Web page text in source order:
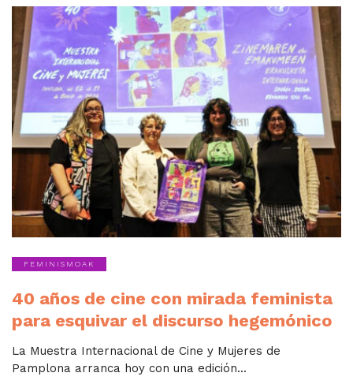
FEMINISMOAK
40 años de cine con mirada feminista
para esquivar el discurso hegemónico
La Muestra Internacional de Cine y Mujeres de
Pamplona arranca hoy con una edición...